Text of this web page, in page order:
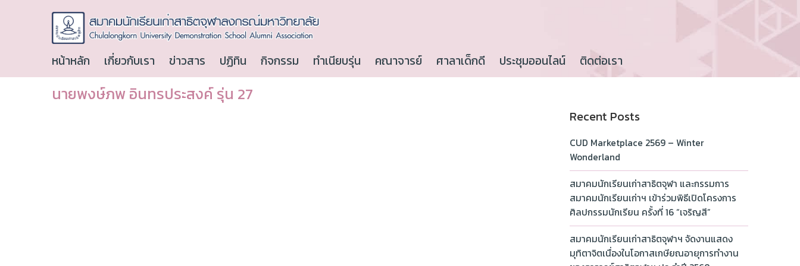
หน้าหลัก เกี่ยวกับเรา ข่าวสาร ปฏิทิน กิจกรรม ทำเนียบรุ่น คณาจารย์ ศาลาเด็กดี ประชุมออนไลน์ ติดต่อเรา
นายพงษ์ภพ อินทรประสงค์ รุ่น 27
Recent Posts
CUD Marketplace 2569 – Winter
Wonderland
สมาคมนักเรียนเก่าสาธิตจุฬา และกรรมการ
สมาคมนักเรียนเก่าฯ เข้าร่วมพิธีเปิดโครงการ
ศิลปกรรมนักเรียน ครั้งที่ 16 “เจริญสี”
สมาคมนักเรียนเก่าสาธิตจุฬาฯ จัดงานแสดง
มุทิตาจิตเนื่องในโอกาสเกษียณอายุการทำงาน